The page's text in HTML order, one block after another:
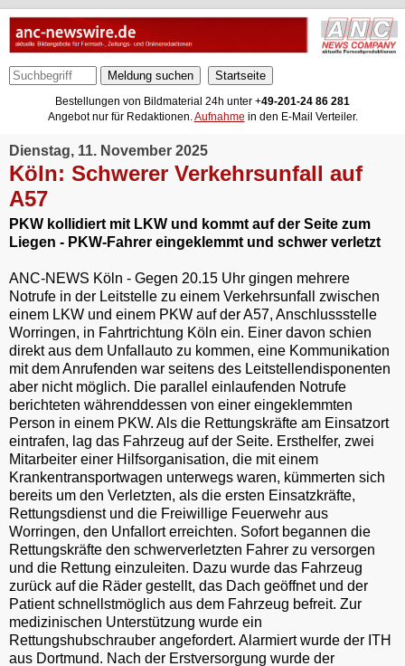
Meldung suchen
Bestellungen von Bildmaterial 24h unter +49-201-24 86 281
Angebot nur für Redaktionen.Aufnahme in den E-Mail Verteiler.
Dienstag, 11. November 2025
Köln: Schwerer Verkehrsunfall auf
A57
PKW kollidiert mit LKW und kommt auf der Seite zum
Liegen - PKW-Fahrer eingeklemmt und schwer verletzt
ANC-NEWS Köln - Gegen 20.15 Uhr gingen mehrere
Notrufe in der Leitstelle zu einem Verkehrsunfall zwischen
einem LKW und einem PKW auf der A57, Anschlussstelle
Worringen, in Fahrtrichtung Köln ein. Einer davon schien
direkt aus dem Unfallauto zu kommen, eine Kommunikation
mit dem Anrufenden war seitens des Leitstellendisponenten
aber nicht möglich. Die parallel einlaufenden Notrufe
berichteten währenddessen von einer eingeklemmten
Person in einem PKW. Als die Rettungskräfte am Einsatzort
eintrafen, lag das Fahrzeug auf der Seite. Ersthelfer, zwei
Mitarbeiter einer Hilfsorganisation, die mit einem
Krankentransportwagen unterwegs waren, kümmerten sich
bereits um den Verletzten, als die ersten Einsatzkräfte,
Rettungsdienst und die Freiwillige Feuerwehr aus
Worringen, den Unfallort erreichten. Sofort begannen die
Rettungskräfte den schwerverletzten Fahrer zu versorgen
und die Rettung einzuleiten. Dazu wurde das Fahrzeug
zurück auf die Räder gestellt, das Dach geöffnet und der
Patient schnellstmöglich aus dem Fahrzeug befreit. Zur
medizinischen Unterstützung wurde ein
Rettungshubschrauber angefordert. Alarmiert wurde der ITH
aus Dortmund. Nach der Erstversorgung wurde der